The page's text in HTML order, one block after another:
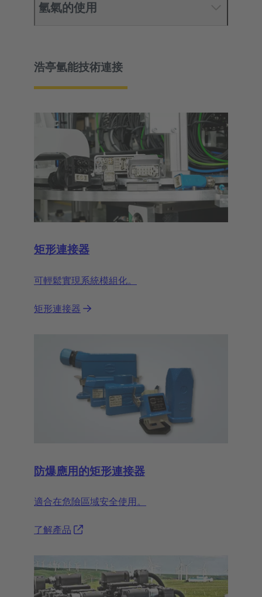
氫氣的使用
浩亭氫能技術連接
矩形連接器
可輕鬆實現系統模組化。
矩形連接器
防爆應用的矩形連接器
適合在危險區域安全使用。
了解產品